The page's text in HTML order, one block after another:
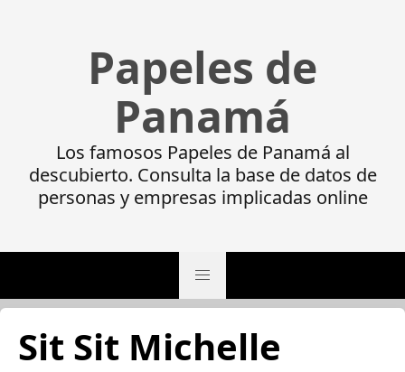
Papeles de
Panamá
Los famosos Papeles de Panamá al
descubierto. Consulta la base de datos de
personas y empresas implicadas online
Sit Sit Michelle